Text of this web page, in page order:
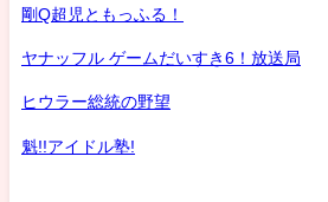
剛Q超児ともっふる！
ヤナッフル ゲームだいすき6！放送局
ヒウラー総統の野望
魁!!アイドル塾!